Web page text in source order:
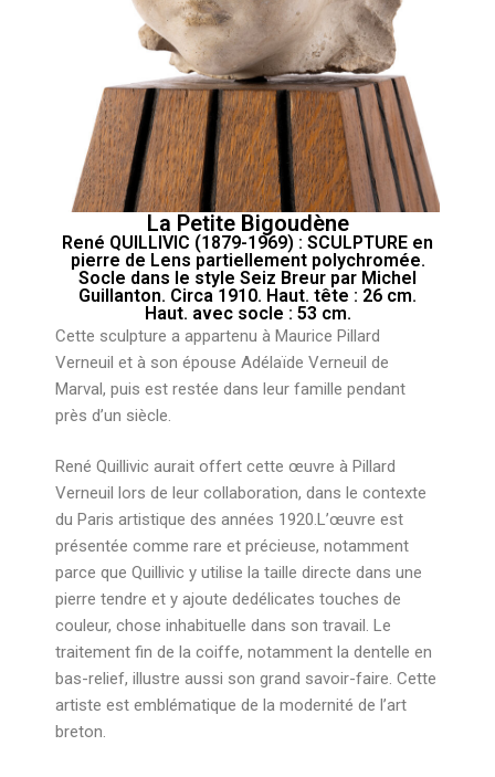
La Petite Bigoudène
René QUILLIVIC (1879-1969) : SCULPTURE en
pierre de Lens partiellement polychromée.
Socle dans le style Seiz Breur par Michel
Guillanton. Circa 1910. Haut. tête : 26 cm.
Haut. avec socle : 53 cm.
Cette sculpture a appartenu à Maurice Pillard
Verneuil et à son épouse Adélaïde Verneuil de
Marval, puis est restée dans leur famille pendant
près d’un siècle.
René Quillivic aurait offert cette œuvre à Pillard
Verneuil lors de leur collaboration, dans le contexte
du Paris artistique des années 1920.L’œuvre est
présentée comme rare et précieuse, notamment
parce que Quillivic y utilise la taille directe dans une
pierre tendre et y ajoute dedélicates touches de
couleur, chose inhabituelle dans son travail. Le
traitement fin de la coiffe, notamment la dentelle en
bas-relief, illustre aussi son grand savoir-faire. Cette
artiste est emblématique de la modernité de l’art
breton.